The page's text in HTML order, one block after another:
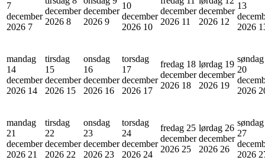
7
december
2026 7
december
2026 8
december
2026 9
10
december
2026 10
december
2026 11
december
2026 12
13
2026
mandag
14
december
2026 14
tirsdag
15
december
2026 15
onsdag
16
december
2026 16
torsdag
17
december
2026 17
fredag 18
december
2026 18
lørdag 19
december
2026 19
søndag
20
2026
mandag
21
december
2026 21
tirsdag
22
december
2026 22
onsdag
23
december
2026 23
torsdag
24
december
2026 24
fredag 25
december
2026 25
lørdag 26
december
2026 26
søndag
27
2026